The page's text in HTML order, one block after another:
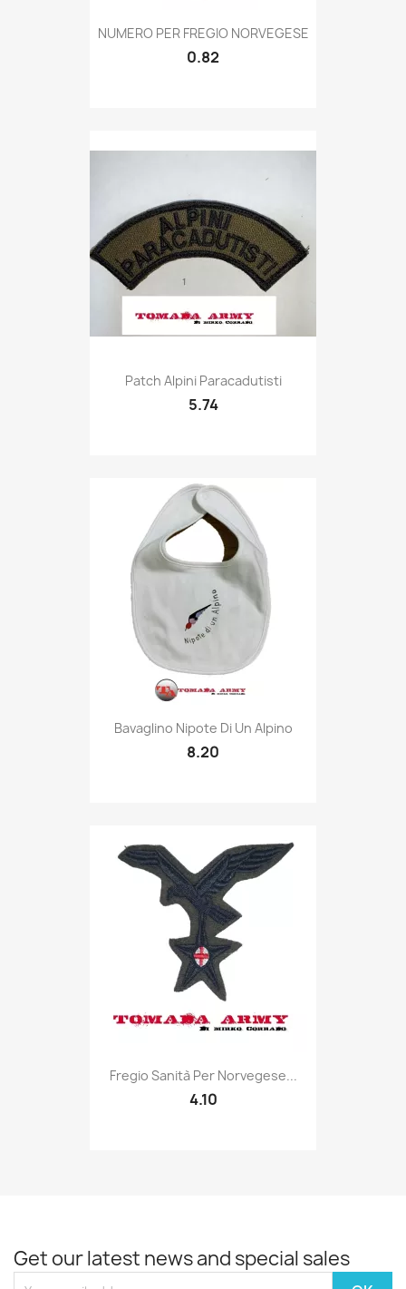
Quick view
NUMERO PER FREGIO NORVEGESE
0.82
Quick view
Patch Alpini Paracadutisti
5.74
 Quick view
Bavaglino Nipote Di Un Alpino
8.20
Quick view
Fregio Sanità Per Norvegese...
4.10
Get our latest news and special sales